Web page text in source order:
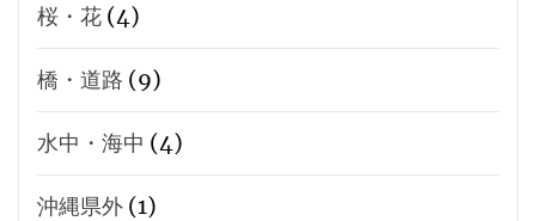
桜・花 (4)
橋・道路 (9)
水中・海中 (4)
沖縄県外 (1)